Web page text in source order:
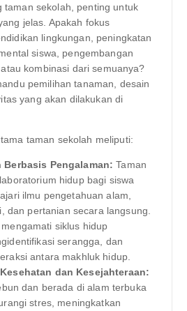
taman sekolah, penting untuk
jelas. Apakah fokus
lingkungan, peningkatan
siswa, pengembangan
kombinasi dari semuanya?
pemilihan tanaman, desain
yang akan dilakukan di
taman sekolah meliputi:
Berbasis Pengalaman: Taman
hidup bagi siswa
ilmu pengetahuan alam,
dan pertanian secara langsung.
siklus hidup
serangga, dan
antara makhluk hidup.
dan Kesejahteraan:
dan berada di alam terbuka
stres, meningkatkan